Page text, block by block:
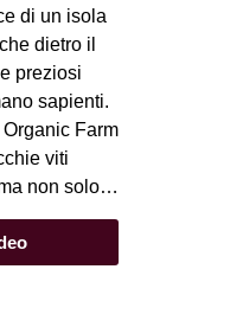
di un isola
dietro il
preziosi
sapienti.
Farm
viti
non solo…